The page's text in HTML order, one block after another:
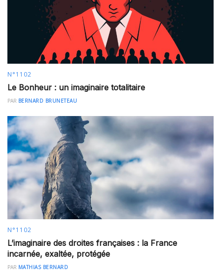
N°1102
Le Bonheur : un imaginaire totalitaire
PAR BERNARD BRUNETEAU
N°1102
L’imaginaire des droites françaises : la France
incarnée, exaltée, protégée
PAR MATHIAS BERNARD